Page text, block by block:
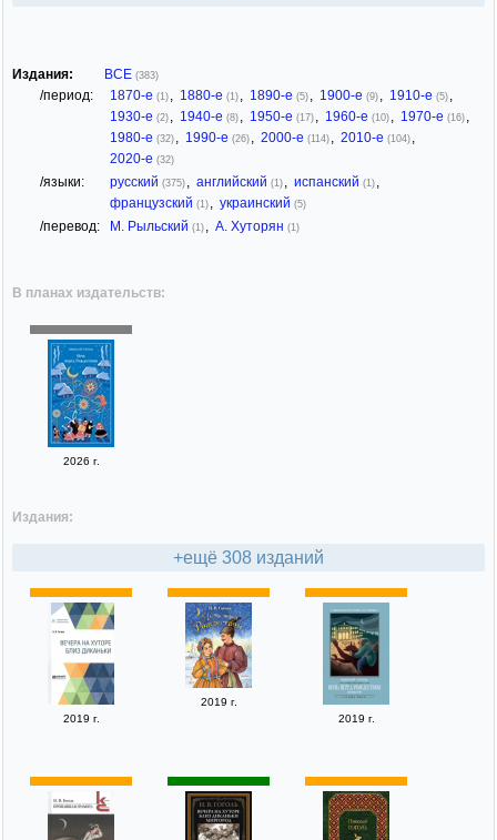
Издания: ВСЕ (383)
/период: 1870-е (1) , 1880-е (1) , 1890-е (5) , 1900-е (9) , 1910-е (5) ,
1930-е (2) , 1940-е (8) , 1950-е (17) , 1960-е (10) , 1970-е (16) ,
1980-е (32) , 1990-е (26) , 2000-е (114) , 2010-е (104) ,
2020-е (32)
/языки: русский (375) , английский (1) , испанский (1) ,
французский (1) , украинский (5)
/перевод: М. Рыльский (1) , А. Хуторян (1)
В планах издательств:
2026 г.
Издания:
+ещё 308 изданий
2019 г.
2019 г.
2019 г.